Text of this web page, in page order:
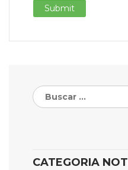
Buscar:
CATEGORIA